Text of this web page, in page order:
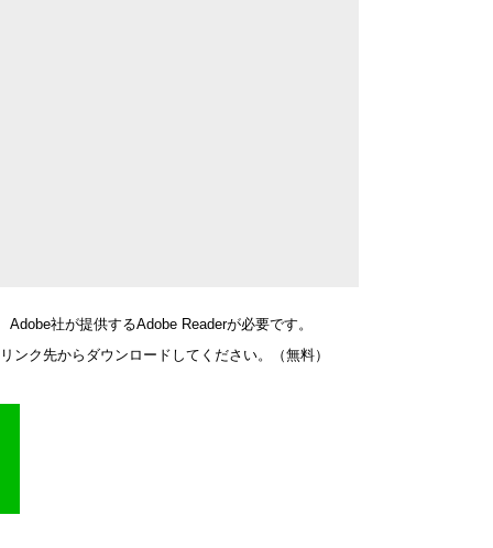
社が提供するAdobe Readerが必要です。
ンク先からダウンロードしてください。（無料）